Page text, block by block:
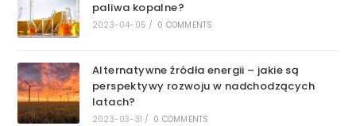
paliwa kopalne?
2023-04-05 / 0 COMMENTS
Alternatywne źródła energii – jakie są
perspektywy rozwoju w nadchodzących
latach?
2023-03-31 / 0 COMMENTS